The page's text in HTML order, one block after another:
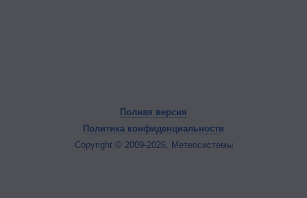
Полная версия
Политика конфиденциальности
Copyright © 2009-2026, Метеосистемы